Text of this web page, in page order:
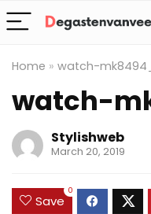
Home » watch-
watch-
Stylishweb
March 20, 2019
Save
0